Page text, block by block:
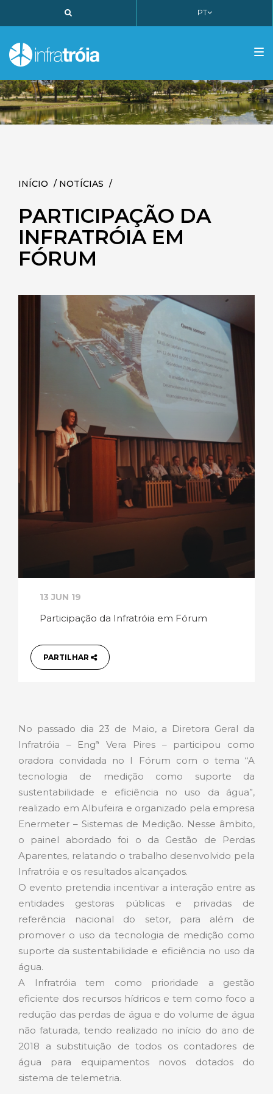
PT
INÍCIO / NOTÍCIAS /
PARTICIPAÇÃO DA
INFRATRÓIA EM
FÓRUM
13 JUN 19
Participação da Infratróia em Fórum
PARTILHAR
No passado dia 23 de Maio, a Diretora Geral da
Infratróia – Engª Vera Pires – participou como
oradora convidada no I Fórum com o tema “A
tecnologia de medição como suporte da
sustentabilidade e eficiência no uso da água”,
realizado em Albufeira e organizado pela empresa
Enermeter – Sistemas de Medição. Nesse âmbito,
o painel abordado foi o da Gestão de Perdas
Aparentes, relatando o trabalho desenvolvido pela
Infratróia e os resultados alcançados.
O evento pretendia incentivar a interação entre as
entidades gestoras públicas e privadas de
referência nacional do setor, para além de
promover o uso da tecnologia de medição como
suporte da sustentabilidade e eficiência no uso da
água.
A Infratróia tem como prioridade a gestão
eficiente dos recursos hídricos e tem como foco a
redução das perdas de água e do volume de água
não faturada, tendo realizado no início do ano de
2018 a substituição de todos os contadores de
água para equipamentos novos dotados do
sistema de telemetria.